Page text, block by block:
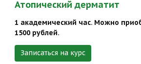
Атопический дерматит
1 академический час. Можно
1500 рублей.
Записаться на курс